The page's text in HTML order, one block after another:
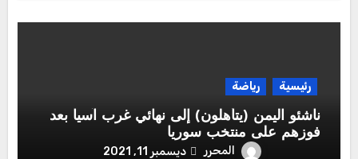
رئيسية رياضة
ناشئو اليمن (يتأهلون) إلى نهائي غرب آسيا بعد
فوزهم على منتخب سوريا
المحرر ديسمبر 11, 2021